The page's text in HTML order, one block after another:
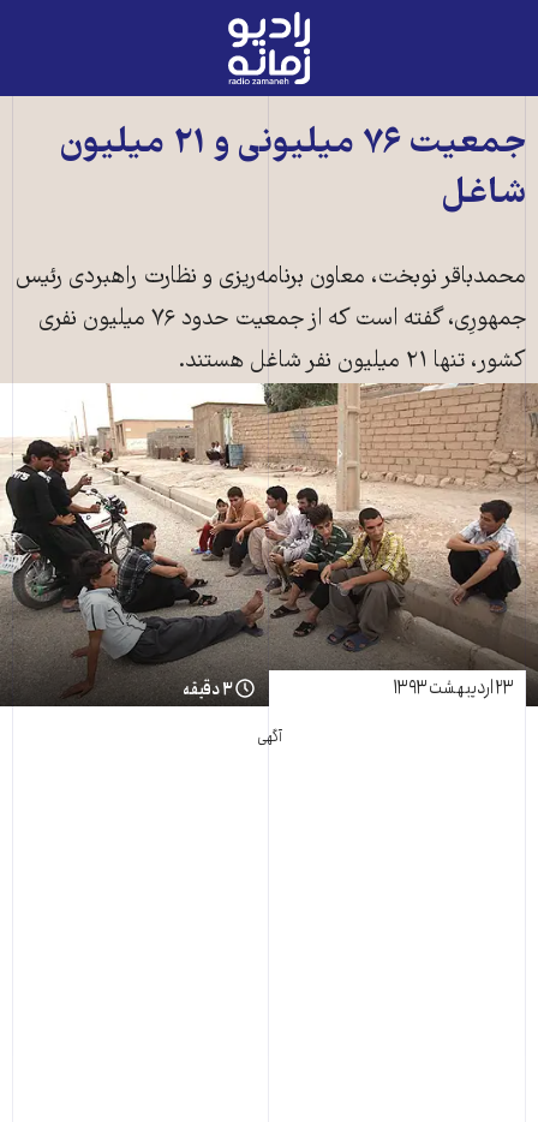
رادیو
زمانه
به
صفحه
جمعیت ۷۶ میلیونی و ۲۱ میلیون
شاغل
محمدباقر نوبخت، معاون برنامه‌ریزی و نظارت راهبردی رئیس
جمهورِی، گفته است که از جمعیت حدود ۷۶ میلیون نفری
کشور، تنها ۲۱ میلیون نفر شاغل‌ هستند.
۲۳ اردیبهشت ۱۳۹۳ ۳ دقیقه
آگهی